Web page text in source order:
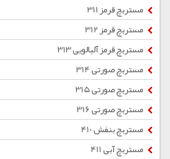
مستربچ قرمز 311
مستربچ قرمز 312
مستربچ قرمز آلبالویی 313
مستربچ صورتی 314
مستربچ صورتی 315
مستربچ صورتی 316
مستربچ بنفش 410
مستربچ آبی 411